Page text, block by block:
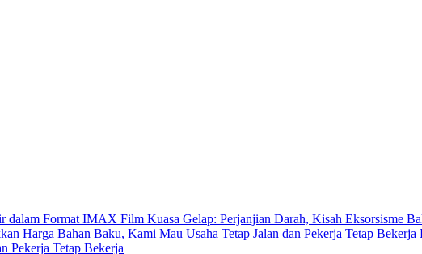
Film Kuasa Gelap: Perjanjian Darah, Kisah Eksorsisme
Pekerja Tetap Bekerja